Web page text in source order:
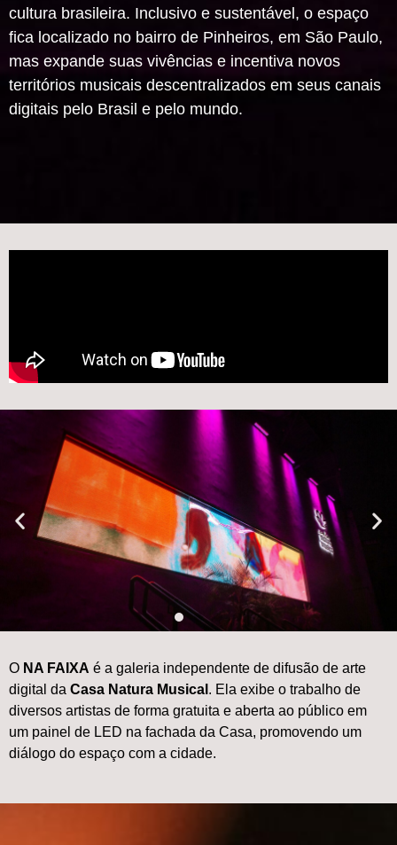
cultura brasileira. Inclusivo e sustentável, o espaço
fica localizado no bairro de Pinheiros, em São Paulo,
mas expande suas vivências e incentiva novos
territórios musicais descentralizados em seus canais
digitais pelo Brasil e pelo mundo.
na
faixa
O NA FAIXA é a galeria independente de difusão de arte
digital da Casa Natura Musical . Ela exibe o trabalho de
diversos artistas de forma gratuita e aberta ao público em
um painel de LED na fachada da Casa, promovendo um
diálogo do espaço com a cidade.